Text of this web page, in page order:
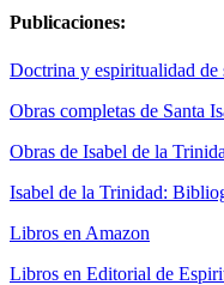
Publicaciones:
Doctrina y espiritualidad de
Obras completas de Santa
Obras de Isabel de la
Isabel de la Trinidad:
Libros en Amazon
Libros en Editorial de